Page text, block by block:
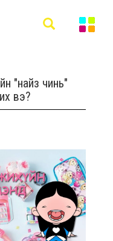
"найз чинь"
вэ?